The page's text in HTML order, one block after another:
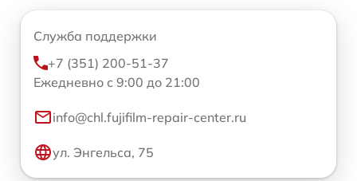
Служба поддержки
+7 (351) 200-51-37
Ежедневно с 9:00 до 21:00
info@chl.fujifilm-repair-center.ru
ул. Энгельса, 75